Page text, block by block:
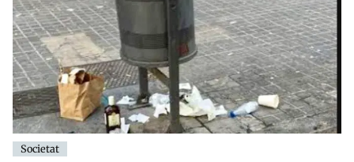
Societat